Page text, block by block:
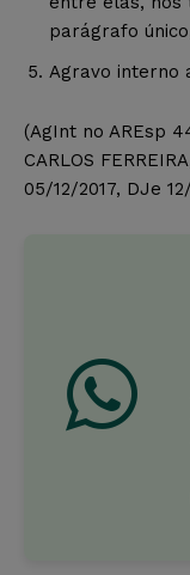
parágrafo
Agravo interno
(AgInt no AREsp
CARLOS
05/12/2017, DJe